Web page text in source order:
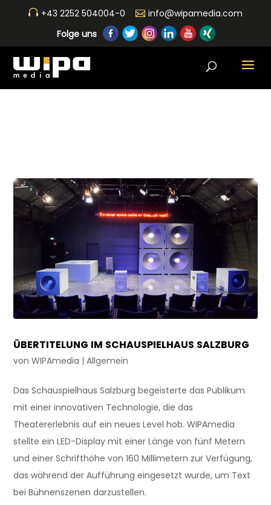
+43 2252 504004-0
info@wipamedia.com
Folge uns
ÜBERTITELUNG IM SCHAUSPIELHAUS SALZBURG
vonWIPAmedia |Allgemein
Das Schauspielhaus Salzburg begeisterte das Publikum
mit einer innovativen Technologie, die das
Theatererlebnis auf ein neues Level hob. WIPAmedia
stellte ein LED-Display mit einer Länge von fünf Metern
und einer Schrifthöhe von 160 Millimetern zur Verfügung,
das während der Aufführung eingesetzt wurde, um Text
bei Bühnenszenen darzustellen.